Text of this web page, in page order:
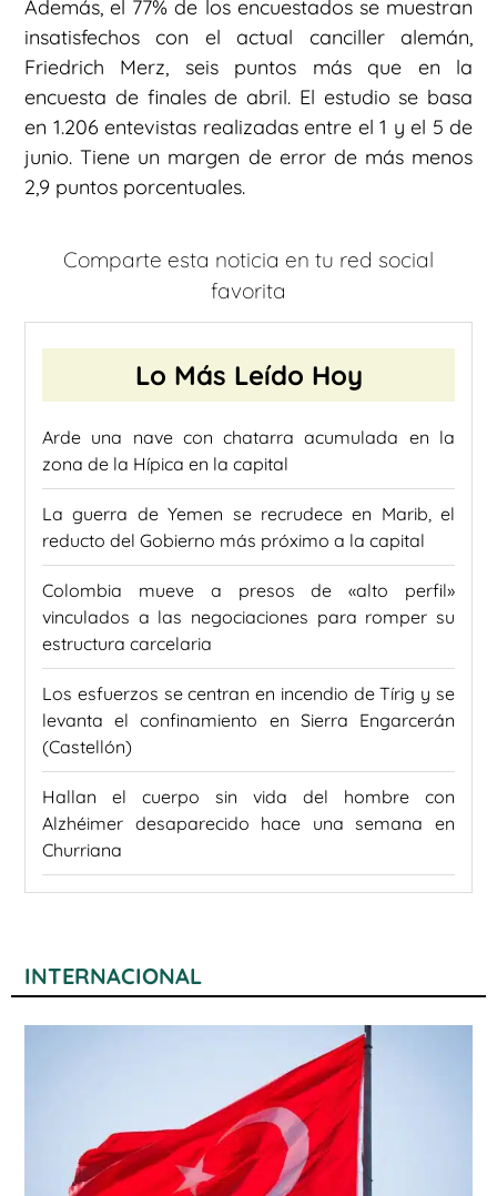
Además, el 77% de los encuestados se muestran
insatisfechos con el actual canciller alemán,
Friedrich Merz, seis puntos más que en la
encuesta de finales de abril. El estudio se basa
en 1.206 entevistas realizadas entre el 1 y el 5 de
junio. Tiene un margen de error de más menos
2,9 puntos porcentuales.
Comparte esta noticia en tu red social
favorita
Lo Más Leído Hoy
Arde una nave con chatarra acumulada en la
zona de la Hípica en la capital
La guerra de Yemen se recrudece en Marib, el
reducto del Gobierno más próximo a la capital
Colombia mueve a presos de «alto perfil»
vinculados a las negociaciones para romper su
estructura carcelaria
Los esfuerzos se centran en incendio de Tírig y se
levanta el confinamiento en Sierra Engarcerán
(Castellón)
Hallan el cuerpo sin vida del hombre con
Alzhéimer desaparecido hace una semana en
Churriana
INTERNACIONAL